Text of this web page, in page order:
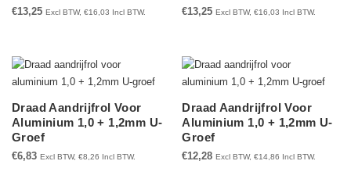
€13,25 Excl BTW, €16,03 Incl BTW. €13,25 Excl BTW,€16,03 Incl BTW.
Draad Aandrijfrol Voor
Aluminium 1,0 + 1,2mm U-
Groef
€6,83 Excl BTW, €8,26 Incl BTW.
Draad Aandrijfrol Voor
Aluminium 1,0 + 1,2mm U-
Groef
€12,28 Excl BTW,€14,86 Incl BTW.